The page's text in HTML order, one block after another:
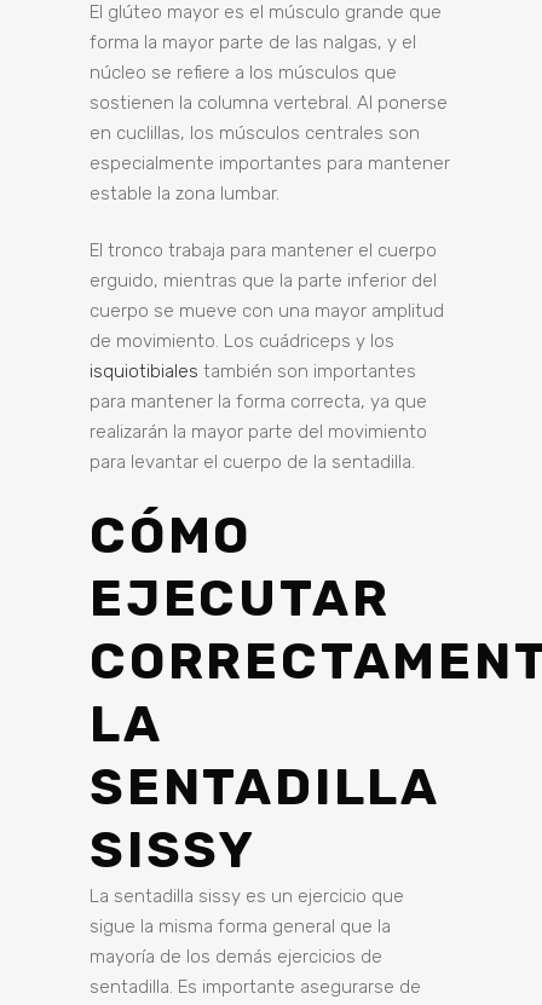
El glúteo mayor es el músculo grande que
forma la mayor parte de las nalgas, y el
núcleo se refiere a los músculos que
sostienen la columna vertebral. Al ponerse
en cuclillas, los músculos centrales son
especialmente importantes para mantener
estable la zona lumbar.
El tronco trabaja para mantener el cuerpo
erguido, mientras que la parte inferior del
cuerpo se mueve con una mayor amplitud
de movimiento. Los cuádriceps y los
isquiotibiales también son importantes
para mantener la forma correcta, ya que
realizarán la mayor parte del movimiento
para levantar el cuerpo de la sentadilla.
CÓMO
EJECUTAR
LA
SENTADILLA
SISSY
La sentadilla sissy es un ejercicio que
sigue la misma forma general que la
mayoría de los demás ejercicios de
sentadilla. Es importante asegurarse de